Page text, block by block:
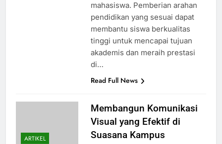
mahasiswa. Pemberian arahan
pendidikan yang sesuai dapat
membantu siswa berkualitas
tinggi untuk mencapai tujuan
akademis dan meraih prestasi
di…
Read Full News
ARTIKEL
Membangun Komunikasi
Visual yang Efektif di
Suasana Kampus